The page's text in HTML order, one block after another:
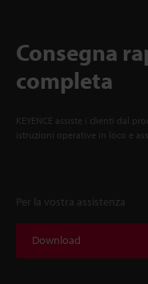
Consegna
completa
KEYENCE assiste i clienti dal
istruzioni operative in loco e
Per la vostra assistenza
Download